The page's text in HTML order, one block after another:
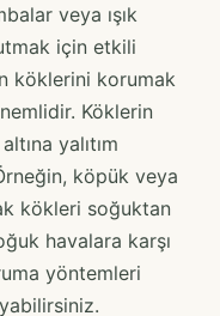
veya ışık
için etkili
köklerini korumak
Köklerin
yalıtım
köpük veya
kökleri soğuktan
havalara karşı
yöntemleri